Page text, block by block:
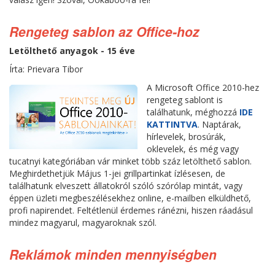
Rengeteg sablon az Office-hoz
Letölthető anyagok - 15 éve
Írta: Prievara Tibor
A Microsoft Office 2010-hez
rengeteg sablont is
találhatunk, méghozzá IDE
KATTINTVA. Naptárak,
hírlevelek, brosúrák,
oklevelek, és még vagy
tucatnyi kategóriában vár minket több száz letölthető sablon.
Meghirdethetjük Május 1-jei grillpartinkat ízlésesen, de
találhatunk elveszett állatokról szóló szórólap mintát, vagy
éppen üzleti megbeszélésekhez online, e-mailben elküldhető,
profi napirendet. Feltétlenül érdemes ránézni, hiszen ráadásul
mindez magyarul, magyaroknak szól.
Reklámok minden mennyiségben